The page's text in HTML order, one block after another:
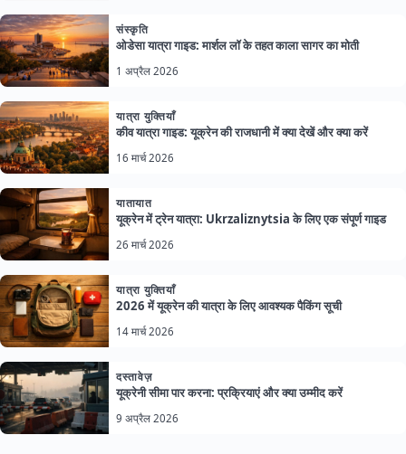
संस्कृति
ओडेसा यात्रा गाइड: मार्शल लॉ के तहत काला सागर का मोती
1 अप्रैल 2026
यात्रा युक्तियाँ
कीव यात्रा गाइड: यूक्रेन की राजधानी में क्या देखें और क्या करें
16 मार्च 2026
यातायात
यूक्रेन में ट्रेन यात्रा: Ukrzaliznytsia के लिए एक संपूर्ण गाइड
26 मार्च 2026
यात्रा युक्तियाँ
2026 में यूक्रेन की यात्रा के लिए आवश्यक पैकिंग सूची
14 मार्च 2026
दस्तावेज़
यूक्रेनी सीमा पार करना: प्रक्रियाएं और क्या उम्मीद करें
9 अप्रैल 2026